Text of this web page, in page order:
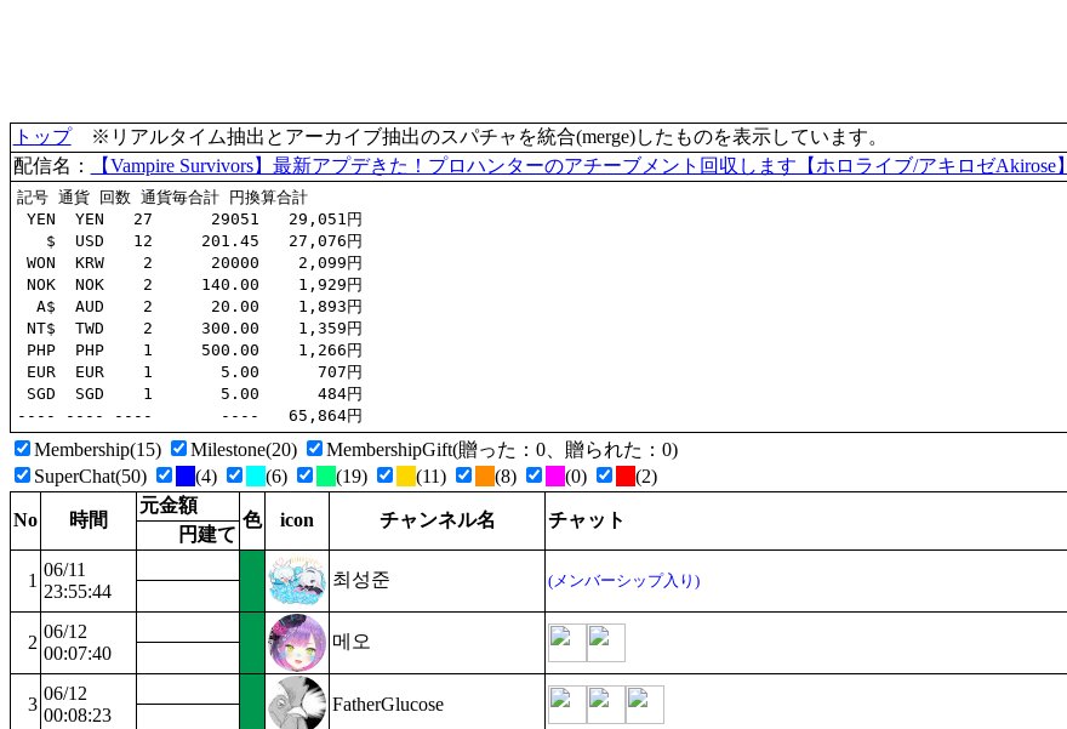
トップ※リアルタイム抽出とアーカイブ抽出のスパチャを統合(merge)したものを表示しています。
配信名：
【Vampire Survivors】最新アプデきた！プロハンターのアチーブメント回収します【ホロライブ/アキロゼAkirose】
記号 通貨 回数 通貨毎合計 円換算合計
YEN  YEN   27      29051   29,051円
   $  USD   12     201.45   27,076円
WON  KRW    2      20000    2,099円
NOK  NOK    2     140.00    1,929円
  A$  AUD    2      20.00    1,893円
NT$  TWD    2     300.00    1,359円
PHP  PHP    1     500.00    1,266円
EUR  EUR    1       5.00      707円
SGD  SGD    1       5.00      484円
Membership(15) Milestone(20)
MembershipGift(贈った：0、贈られた：0)
SuperChat(50)
(4) (6) (19) (11) (8) (0) (2)
No 時間
元金額
色 icon チャンネル名 チャット
円建て
1
06/11
23:55:44
최성준 (メンバーシップ入り)
2
06/12
00:07:40
메오
3
06/12
00:08:23
FatherGlucose